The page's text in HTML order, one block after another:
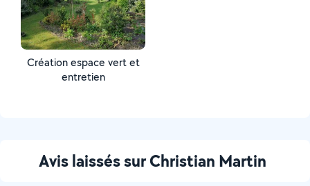
Création espace vert et
entretien
Avis laissés sur Christian Martin